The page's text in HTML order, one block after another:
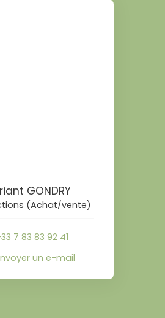
GONDRY
(Achat/vente)
7 83 83 92 41
un e-mail